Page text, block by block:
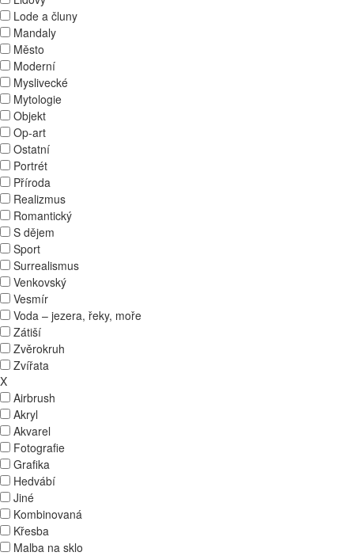
Lode a čluny
Mandaly
Město
Moderní
Myslivecké
Mytologie
Objekt
Op-art
Ostatní
Portrét
Příroda
Realizmus
Romantický
S dějem
Sport
Surrealismus
Venkovský
Vesmír
Voda – jezera, řeky, moře
Zátiší
Zvěrokruh
Zvířata
X
Airbrush
Akryl
Akvarel
Fotografie
Grafika
Hedvábí
Jiné
Kombinovaná
Křesba
Malba na sklo